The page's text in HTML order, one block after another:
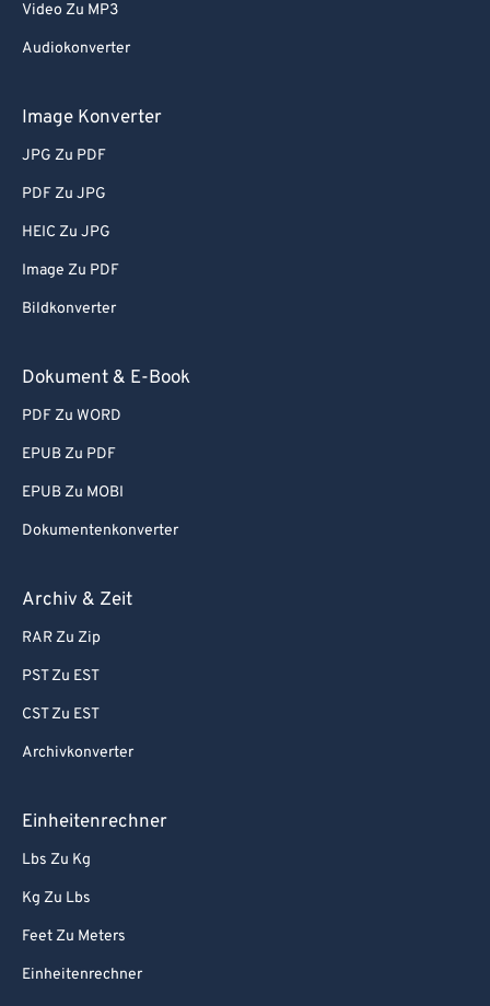
Video Zu MP3
Audiokonverter
Image Konverter
JPG Zu PDF
PDF Zu JPG
HEIC Zu JPG
Image Zu PDF
Bildkonverter
Dokument & E-Book
PDF Zu WORD
EPUB Zu PDF
EPUB Zu MOBI
Dokumentenkonverter
Archiv & Zeit
RAR Zu Zip
PST Zu EST
CST Zu EST
Archivkonverter
Einheitenrechner
Lbs Zu Kg
Kg Zu Lbs
Feet Zu Meters
Einheitenrechner